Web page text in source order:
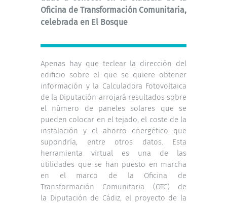
Oficina de Transformación Comunitaria,
celebrada en El Bosque
Apenas hay que teclear la dirección del
edificio sobre el que se quiere obtener
información y la Calculadora Fotovoltaica
de la Diputación arrojará resultados sobre
el número de paneles solares que se
pueden colocar en el tejado, el coste de la
instalación y el ahorro energético que
supondría, entre otros datos. Esta
herramienta virtual es una de las
utilidades que se han puesto en marcha
en el marco de la Oficina de
Transformación Comunitaria (OTC) de
la Diputación de Cádiz, el proyecto de la